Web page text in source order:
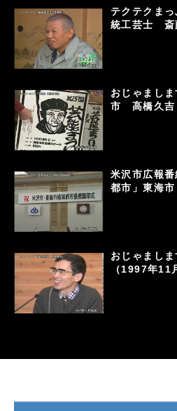
テクテクま
統工芸士 斎
おじゃまし
市 高橋久吉
米沢市広報
都市」東海
おじゃまし
（1997年11